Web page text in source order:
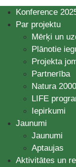
Konference
Par projektu
Mērķi un
Plānotie
Projekta
Partnerība
Natura 2000
LIFE
Iepirkumi
Jaunumi
Jaunumi
Aptaujas
Aktivitātes un